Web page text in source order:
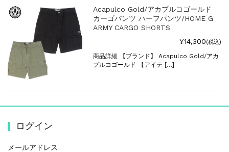
Acapulco Gold/アカプルコゴールド
カーゴパンツ ハーフパンツ/HOME G
ARMY CARGO SHORTS
¥14,300(税込)
商品詳細 【ブランド】 Acapulco Gold/アカ
プルコゴールド 【アイテ […]
ログイン
メールアドレス